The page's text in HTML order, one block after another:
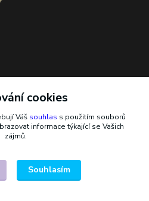
238
cookies
Váš souhlas s použitím souborů
informace týkající se Vašich
zájmů.
Souhlasím